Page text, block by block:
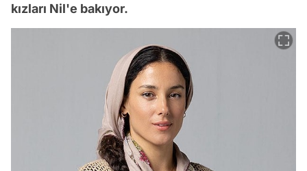
kızları Nil'e bakıyor.